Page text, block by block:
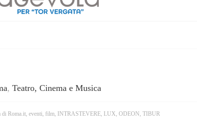
, Teatro, Cinema e Musica
di Roma.it, eventi, film, INTRASTEVERE, LUX, ODEON, TIBUR